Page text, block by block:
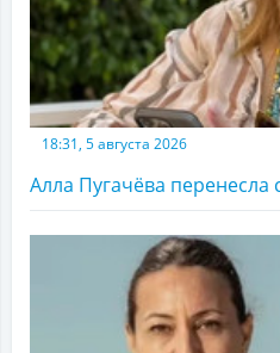
18:31, 5 августа 2026
Алла Пугачёва